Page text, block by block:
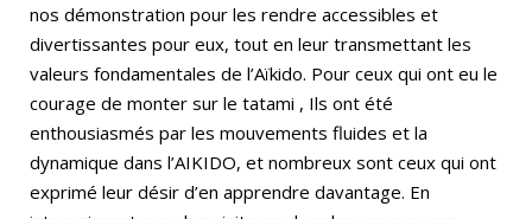
nos démonstration pour les rendre accessibles et
divertissantes pour eux, tout en leur transmettant les
valeurs fondamentales de l’Aïkido. Pour ceux qui ont eu le
courage de monter sur le tatami , Ils ont été
enthousiasmés par les mouvements fluides et la
dynamique dans l’AIKIDO, et nombreux sont ceux qui ont
exprimé leur désir d’en apprendre davantage. En